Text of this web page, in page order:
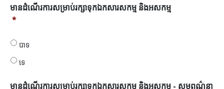
មាន
ដំណើរ
រក្សា
ទុក
ឯកសារ
និង
មានដំណើរការសម្រាប់រក្សាទុកឯកសារសកម្ម និងអសកម្ម
*
បាទ
ទេ
មានដំណើរការសម្រាប់រក្សាទុកឯកសារសកម្ម និងអសកម្ម - សូមពណ៌នា